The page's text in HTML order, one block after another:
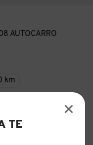
AUTOCARRO
km
TE